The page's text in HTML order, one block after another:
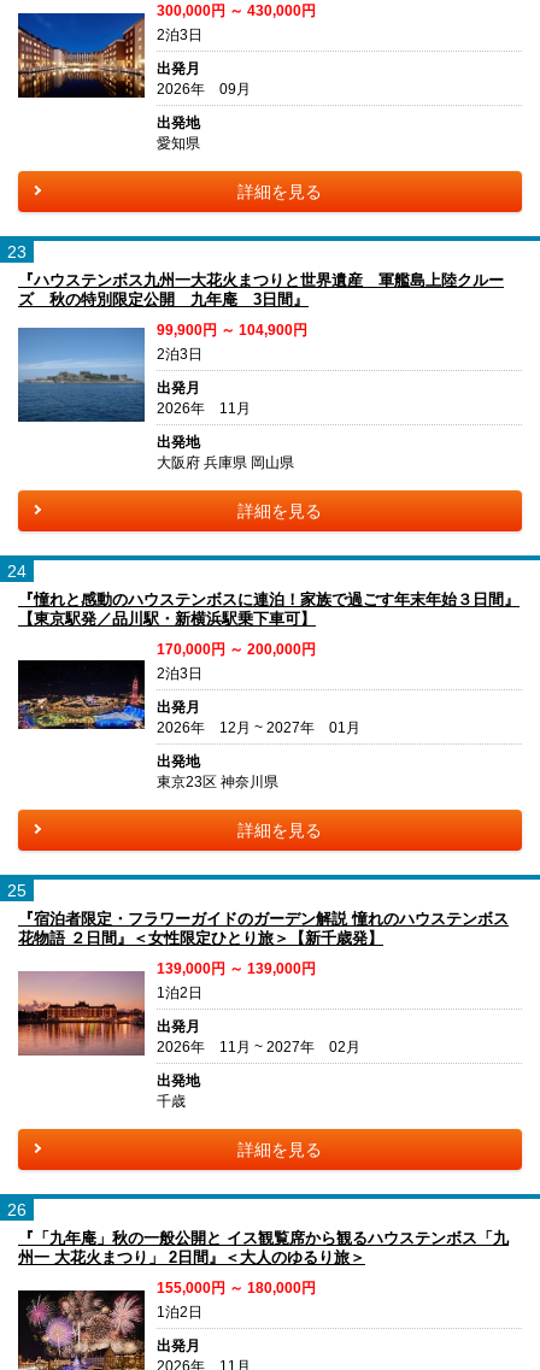
300,000円 ～ 430,000円
2泊3日
出発月
2026年 09月
出発地
愛知県
詳細を見る
23
『ハウステンボス九州一大花火まつりと世界遺産 軍艦島上陸クルー
ズ 秋の特別限定公開 九年庵 3日間』
99,900円 ～ 104,900円
2泊3日
出発月
2026年 11月
出発地
大阪府 兵庫県 岡山県
詳細を見る
24
『憧れと感動のハウステンボスに連泊！家族で過ごす年末年始３日間』
【東京駅発／品川駅・新横浜駅乗下車可】
170,000円 ～ 200,000円
2泊3日
出発月
2026年 12月 ~ 2027年 01月
出発地
東京23区 神奈川県
詳細を見る
25
『宿泊者限定・フラワーガイドのガーデン解説 憧れのハウステンボス
花物語 ２日間』＜女性限定ひとり旅＞【新千歳発】
139,000円 ～ 139,000円
1泊2日
出発月
2026年 11月 ~ 2027年 02月
出発地
千歳
詳細を見る
26
『「九年庵」秋の一般公開と イス観覧席から観るハウステンボス「九
州一 大花火まつり」 2日間』＜大人のゆるり旅＞
155,000円 ～ 180,000円
1泊2日
出発月
2026年 11月